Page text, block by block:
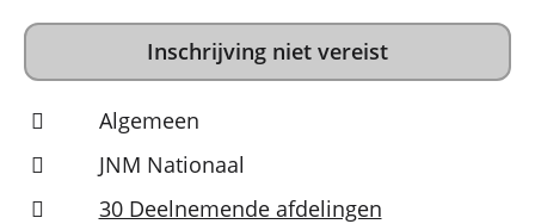
Inschrijving niet vereist
Algemeen
JNM Nationaal
30 Deelnemende afdelingen